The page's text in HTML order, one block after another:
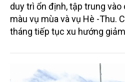
duy trì ổn định, tập trung vào
màu vụ mùa và vụ Hè -Thu.
tháng tiếp tục xu hướng
trưởng khá. Diện tích rừng
thủy sản đều tăng nhẹ.